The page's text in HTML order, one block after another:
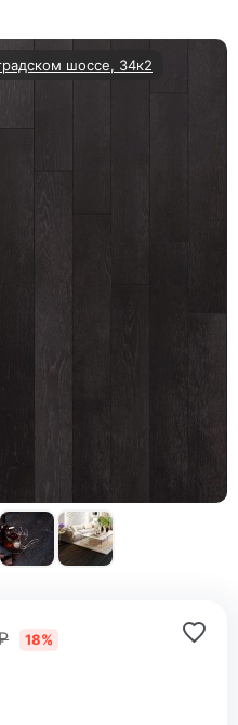
шоссе, 34к2
18%